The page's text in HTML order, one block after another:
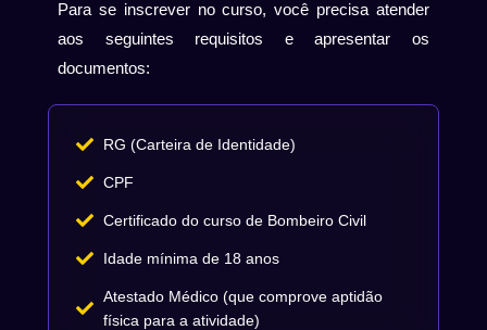
Para se inscrever no curso, você precisa atender
aos seguintes requisitos e apresentar os
documentos:
RG (Carteira de Identidade)
CPF
Certificado do curso de Bombeiro Civil
Idade mínima de 18 anos
Atestado Médico (que comprove aptidão
física para a atividade)